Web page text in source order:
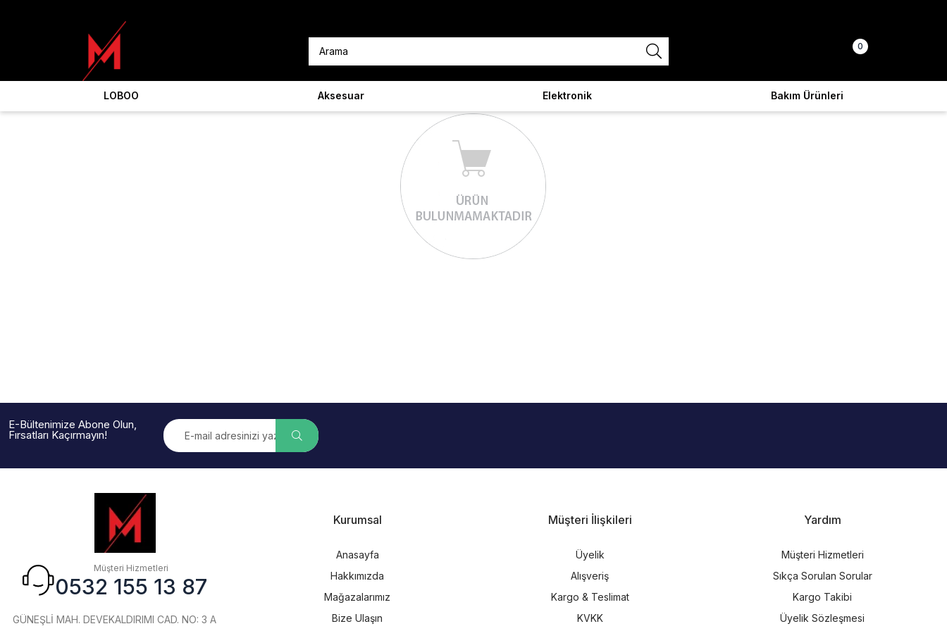
Sepetim0
LOBOO Aksesuar Elektronik Bakım Ürünleri
E-Bültenimize Abone Olun,
Fırsatları Kaçırmayın!
Müşteri Hizmetleri
0532 155 13 87
GÜNEŞLİ MAH. DEVEKALDIRIMI CAD. NO: 3 A
Kurumsal
Anasayfa
Hakkımızda
Mağazalarımız
Bize Ulaşın
Müşteri İlişkileri
Üyelik
Alışveriş
Kargo & Teslimat
KVKK
Yardım
Müşteri Hizmetleri
Sıkça Sorulan Sorular
Kargo Takibi
Üyelik Sözleşmesi